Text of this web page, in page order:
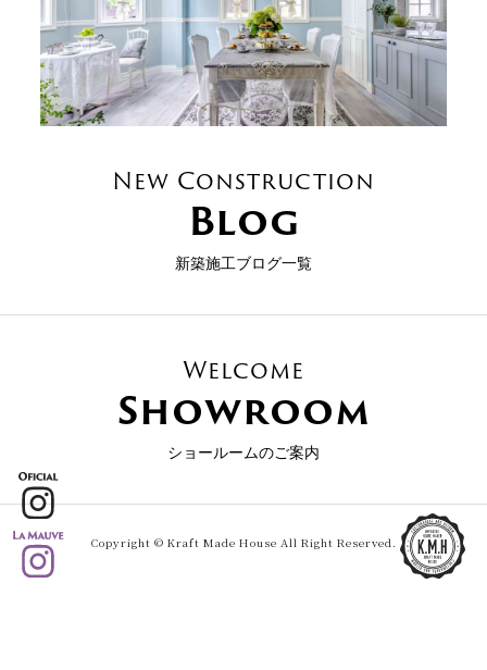
New Construction
Blog
新築施工ブログ一覧
Welcome
Showroom
ショールームのご案内
Copyright © Kraft Made House All Right Reserved.